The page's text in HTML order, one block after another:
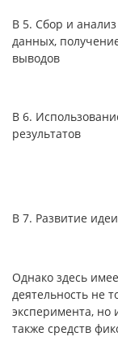
В 5. Сбор и анализ
данных,
выводов
В 6.
результатов
В 7. Развитие идеи
Однако здесь
деятельность не
эксперимента, но
также средств